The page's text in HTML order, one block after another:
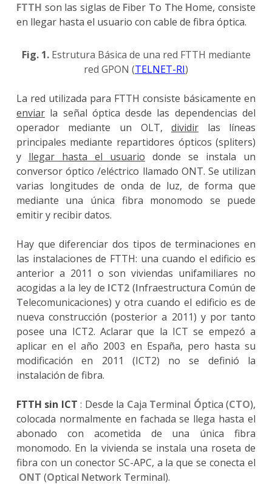
FTTH son las siglas de Fiber To The Home, consiste
en llegar hasta el usuario con cable de fibra óptica.
Fig. 1.Estrutura Básica de una red FTTH mediante
red GPON (TELNET-RI)
La red utilizada para FTTH consiste básicamente en
enviarla señal óptica desde las dependencias del
operador mediante un OLT,dividir las líneas
principales mediante repartidores ópticos (spliters)
y llegar hasta el usuario donde se instala un
conversor óptico /eléctrico llamado ONT. Se utilizan
varias longitudes de onda de luz, de forma que
mediante una única fibra monomodo se puede
emitir y recibir datos.
Hay que diferenciar dos tipos de terminaciones en
las instalaciones de FTTH: una cuando el edificio es
anterior a 2011 o son viviendas unifamiliares no
acogidas a la ley de ICT2 (Infraestructura Común de
Telecomunicaciones) y otra cuando el edificio es de
nueva construcción (posterior a 2011) y por tanto
posee una ICT2. Aclarar que la ICT se empezó a
aplicar en el año 2003 en España, pero hasta su
modificación en 2011 (ICT2) no se definió la
instalación de fibra.
FTTH sin ICT : Desde la Caja Terminal Óptica (CTO),
colocada normalmente en fachada se llega hasta el
abonado con acometida de una única fibra
monomodo. En la vivienda se instala una roseta de
fibra con un conector SC-APC, a la que se conecta el
ONT (Optical Network Terminal).